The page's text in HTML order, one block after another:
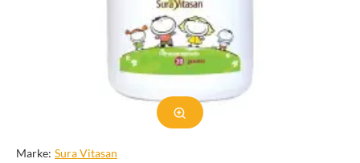
Bifidobacterium infantis ist ein grampositives, anaerobes
Bakterium, das zur Gattung Bifidobacterium gehört. Es handelt
sich um ein unbewegliches, nicht sporenbildendes Bakterium, das
stäbchenförmig ist und unter dem Mikroskop ein deutliches
Erscheinungsbild aufweist. B. infantis ist eines der ersten
Bakterien, das den Darm von Säuglingen besiedelt, und es spielt
eine entscheidende Rolle bei der Entwicklung eines gesunden
Marke: Sura Vitasan